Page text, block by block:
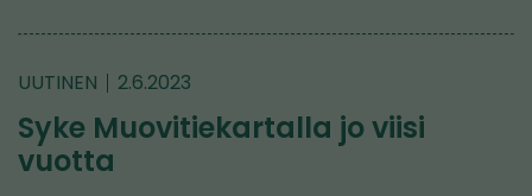
UUTINEN 2.6.2023
Syke Muovitiekartalla jo viisi
vuotta